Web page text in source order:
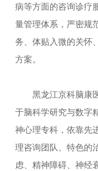
病等方面的咨询诊疗
量管理体系，严密规
务、体贴入微的关怀
方案。
黑龙江京科脑康医
于脑科学研究与数字
神心理专科，依靠先
理咨询团队、特色的
虑、精神障碍、神经